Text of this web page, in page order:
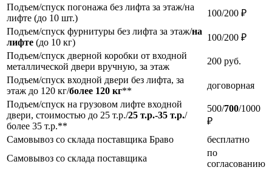
Подъем/спуск погонажа без лифта за этаж/на
лифте (до 10 шт.)
100/200 ₽
Подъем/спуск фурнитуры без лифта за этаж/на
лифте (до 10 кг)
100/200 ₽
Подъем/спуск дверной коробки от входной
металлической двери вручную, за этаж
200 руб.
Подъем/спуск входной двери без лифта, за
этаж до 120 кг/более 120 кг**
договорная
Подъем/спуск на грузовом лифте входной
двери, стоимостью до 25 т.р./25 т.р.-35 т.р./
более 35 т.р.**
500/700/1000
₽
Самовывоз со склада поставщика Браво
бесплатно
Самовывоз со склада поставщика
по
согласованию